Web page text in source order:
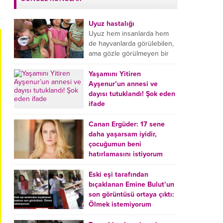
Uyuz hastalığı
Uyuz hem insanlarda hem
de hayvanlarda görülebilen,
ama gözle görülmeyen bir
tür mikroplu böcek
hastalığıdır. Uyuz hastalığı
(Urticaria), deride veya...
Yaşamını Yitiren
Ayşenur’un annesi ve
dayısı tutuklandı! Şok eden
ifade
Burdur’da yatağında ölü
bulunan Ayşenur Kazık’ın (2)
annesi Kader Karadeniz (23)
ile dayısı Hızır Tunç
Çetinkaya (19) tutuklandı.
Çetinkaya, ifadesinde...
Canan Ergüder: 17 sene
daha yaşarsam iyidir,
çocuğumun beni
hatırlamasını istiyorum
Kanser tedavisi gören ünlü
oyuncu Canan Ergüder,
hastalık sürecini anlattı:
Meme kanserine yakalanan
ünlü oyuncu Canan Ergüder
aklıma ilk ölümün...
Eski eşi tarafından
bıçaklanan Emine Bulut’un
son görüntüsü ortaya çıktı:
Ölmek istemiyorum
Kırıkkale’de eski eşi